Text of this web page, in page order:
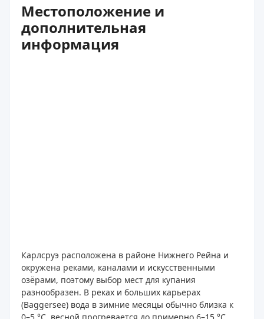
Местоположение и
дополнительная
информация
Карлсруэ расположена в районе Нижнего Рейна и
окружена реками, каналами и искусственными
озёрами, поэтому выбор мест для купания
разнообразен. В реках и больших карьерах
(Baggersee) вода в зимние месяцы обычно близка к